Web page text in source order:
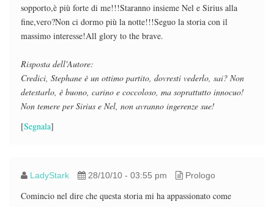
sopporto,è più forte di me!!!Staranno insieme Nel e Sirius alla
fine,vero?Non ci dormo più la notte!!!Seguo la storia con il
massimo interesse!All glory to the brave.
Risposta dell'Autore:
Credici, Stephane è un ottimo partito, dovresti vederlo, sai? Non
detestarlo, è buono, carino e coccoloso, ma soprattutto innocuo!
Non temere per Sirius e Nel, non avranno ingerenze sue!
[Segnala]
LadyStark 28/10/10 - 03:55 pm Prologo
Comincio nel dire che questa storia mi ha appassionato come